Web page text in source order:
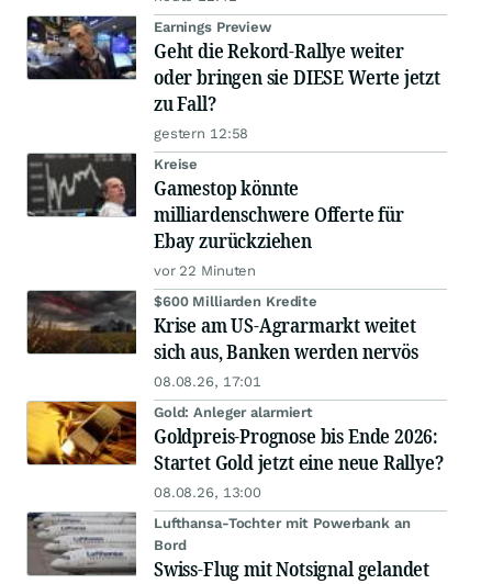
Earnings Preview
Geht die Rekord-Rallye weiter
oder bringen sie DIESE Werte jetzt
zu Fall?
gestern 12:58
Kreise
Gamestop könnte
milliardenschwere Offerte für
Ebay zurückziehen
vor 22 Minuten
$600 Milliarden Kredite
Krise am US-Agrarmarkt weitet
sich aus, Banken werden nervös
08.08.26, 17:01
Gold: Anleger alarmiert
Goldpreis-Prognose bis Ende 2026:
Startet Gold jetzt eine neue Rallye?
08.08.26, 13:00
Lufthansa-Tochter mit Powerbank an
Bord
Swiss-Flug mit Notsignal gelandet